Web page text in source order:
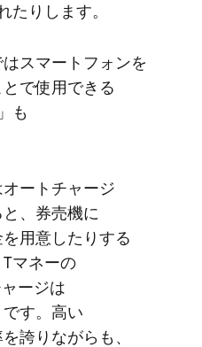
たりします。
スマートフォンを​
で​使用できる​
も​
ートチャージ​
、​券売機に​
用意したりする​
マネーの​
ージは​
す。​高い​
誇りながらも、​